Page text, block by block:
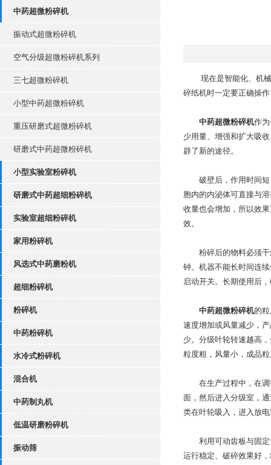
中药超微粉碎机
振动式超微粉碎机
空气分级超微粉碎机系列
三七超微粉碎机
小型中药超微粉碎机
重压研磨式超微粉碎机
研磨式中药超微粉碎机
小型实验室粉碎机
研磨式中药超细粉碎机
实验室超细粉碎机
家用粉碎机
风选式中药磨粉机
超细粉碎机
粉碎机
中药粉碎机
水冷式粉碎机
混合机
中药制丸机
低温研磨粉碎机
振动筛
现在是智能化、机械
碎纸机时一定要正确操
中药超微粉碎机作
少用量、增强和扩大吸
辟了新的途径。
破壁后，作用时间短
胞内的内泌体可直接与
收量也会增加，所以效
效。
粉碎后的物料必须干
钟。机器不能长时间连
启动开关。长期使用后
中药超微粉碎机的
速度增加或风量减少，
少。分级叶轮转速越高
粒度粗，风量小，成品
在生产过程中，在调
面，然后进入分级室，
类在叶轮吸入，进入放
利用可动齿板与固定
运行稳定、破碎效果好